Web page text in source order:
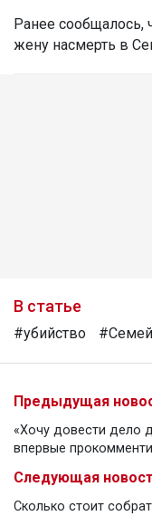
Ранее сообщалось,
жену насмерть в
В статье
#убийство #Семей
Предыдущая
«Хочу довести дело
впервые
Следующая
Сколько стоит